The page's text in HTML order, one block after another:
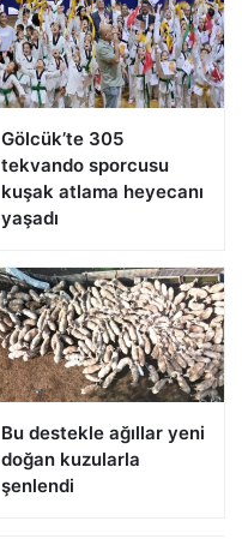
Gölcük’te 305
tekvando sporcusu
kuşak atlama heyecanı
yaşadı
Bu destekle ağıllar yeni
doğan kuzularla
şenlendi